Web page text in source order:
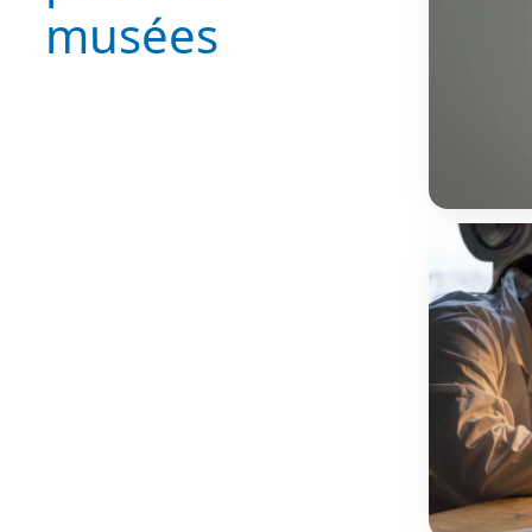
musées